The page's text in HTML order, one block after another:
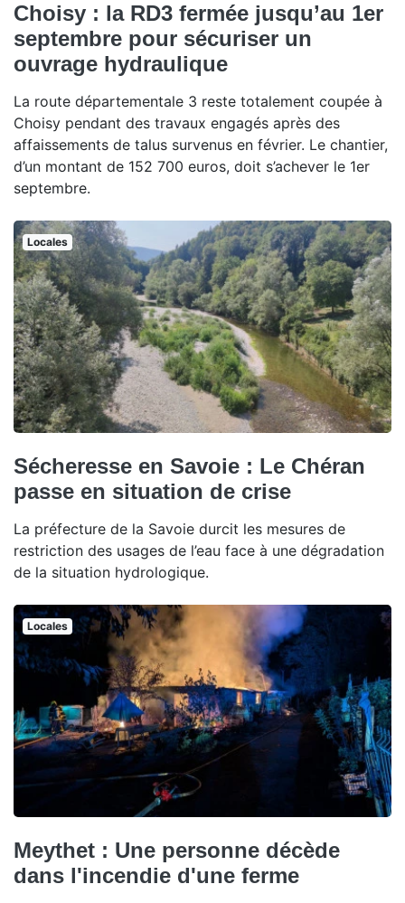
Choisy : la RD3 fermée jusqu’au 1er
septembre pour sécuriser un
ouvrage hydraulique
La route départementale 3 reste totalement coupée à
Choisy pendant des travaux engagés après des
affaissements de talus survenus en février. Le chantier,
d’un montant de 152 700 euros, doit s’achever le 1er
septembre.
Locales
Sécheresse en Savoie : Le Chéran
passe en situation de crise
La préfecture de la Savoie durcit les mesures de
restriction des usages de l’eau face à une dégradation
de la situation hydrologique.
Locales
Meythet : Une personne décède
dans l'incendie d'une ferme